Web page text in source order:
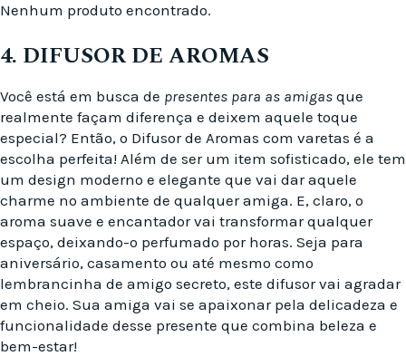
Nenhum produto encontrado.
4. DIFUSOR DE AROMAS
Você está em busca de presentes para as amigas que
realmente façam diferença e deixem aquele toque
especial? Então, o Difusor de Aromas com varetas é a
escolha perfeita! Além de ser um item sofisticado, ele tem
um design moderno e elegante que vai dar aquele
charme no ambiente de qualquer amiga. E, claro, o
aroma suave e encantador vai transformar qualquer
espaço, deixando-o perfumado por horas. Seja para
aniversário, casamento ou até mesmo como
lembrancinha de amigo secreto, este difusor vai agradar
em cheio. Sua amiga vai se apaixonar pela delicadeza e
funcionalidade desse presente que combina beleza e
bem-estar!